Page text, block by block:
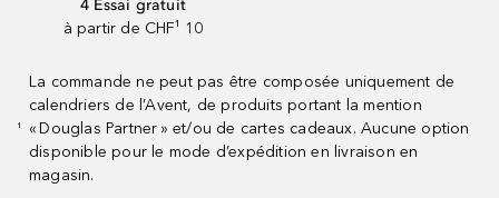
4 Essai gratuit
à partir de CHF¹ 10
¹
La commande ne peut pas être composée uniquement de
calendriers de l’Avent, de produits portant la mention
« Douglas Partner » et/ou de cartes cadeaux. Aucune option
disponible pour le mode d’expédition en livraison en
magasin.